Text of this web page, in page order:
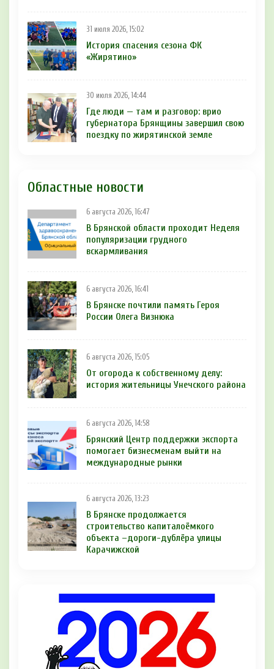
31 июля 2026, 15:02
История спасения сезона ФК
«Жирятино»
30 июля 2026, 14:44
Где люди — там и разговор: врио
губернатора Брянщины завершил свою
поездку по жирятинской земле
Областные новости
6 августа 2026, 16:47
В Брянской области проходит Неделя
популяризации грудного
вскармливания
6 августа 2026, 16:41
В Брянске почтили память Героя
России Олега Визнюка
6 августа 2026, 15:05
От огорода к собственному делу:
история жительницы Унечского района
6 августа 2026, 14:58
Брянский Центр поддержки экспорта
помогает бизнесменам выйти на
международные рынки
6 августа 2026, 13:23
В Брянске продолжается
строительство капиталоёмкого
объекта –дороги-дублёра улицы
Карачижской